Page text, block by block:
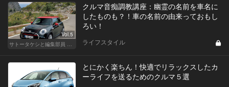
Vol.5
クルマ音痴調教講座：幽霊の名前を車名に
したものも？！車の名前の由来っておもし
ろい！
ライフスタイル
とにかく楽ちん！快適でリラックスしたカ
ーライフを送るためのクルマ５選